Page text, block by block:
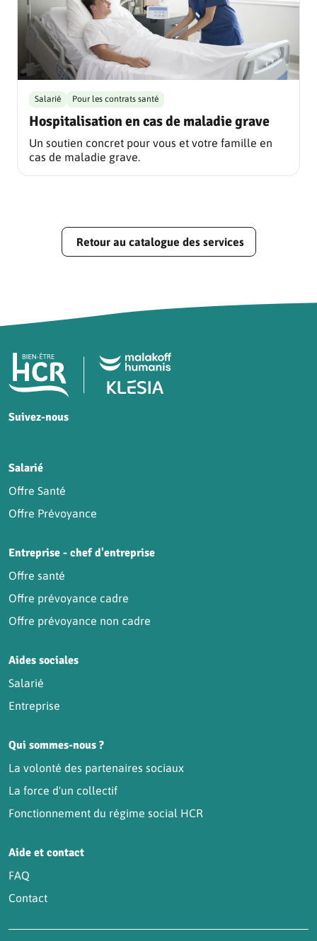
Hospitalisation en cas de maladie grave
Salarié Pour les contrats santé
Un soutien concret pour vous et votre famille en
cas de maladie grave.
Retour au catalogue des services
Pied de page HCR Bien-Être
Suivez-nous
Salarié
Offre Santé
Offre Prévoyance
Entreprise - chef d'entreprise
Offre santé
Offre prévoyance cadre
Offre prévoyance non cadre
Aides sociales
Salarié
Entreprise
Qui sommes-nous ?
La volonté des partenaires sociaux
La force d'un collectif
Fonctionnement du régime social HCR
Aide et contact
FAQ
Contact